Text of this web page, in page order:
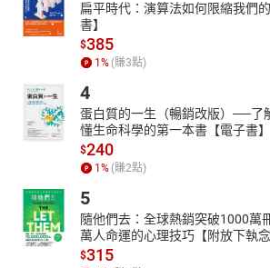
會價值觀的那一邊。
．民主國家的不公：為了挽留企業，政府不
但社會分配就會更不公平。
Cheap 【百萬歷史Youtuber】
王乾任【Zen大的時事點評粉絲團版主】
【國立臺灣大學政治學系教授】
【台大社會學系教授】
周偉航【時事評論員】
張少濂【迷走工作坊創辦人】
黃益中 【公民教師、《思辨》作者】
扁平時代：演算法如何限縮我們
書】
$385
1 % (賺3點)
4
蛋白質的一生（暢銷改版）──了
懂生命科學的第一本書【電子書】
$240
1 % (賺2點)
5
隨他們去：全球熱銷突破1000萬
萬人命運的心理技巧【附放下執
書】
$315